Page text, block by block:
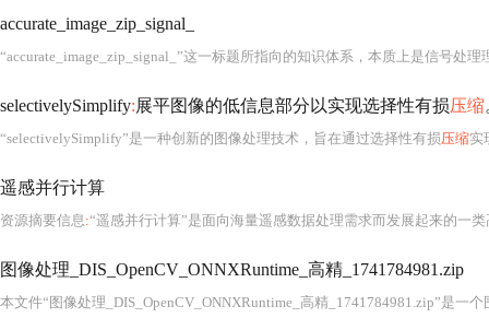
accurate_image_zip_signal_
“accurate_image_zip_signal_”这一标题所指向的知识体系，本质上是信号处理
selectivelySimplify:展平图像的低信息部分以实现选择性有损压缩
“selectivelySimplify”是一种创新的图像处理技术，旨在通过选择性有损压缩实
遥感并行计算
资源摘要信息:“遥感并行计算”是面向海量遥感数据处理需求而发展起来的一
图像处理_DIS_OpenCV_ONNXRuntime_高精_1741784981.zip